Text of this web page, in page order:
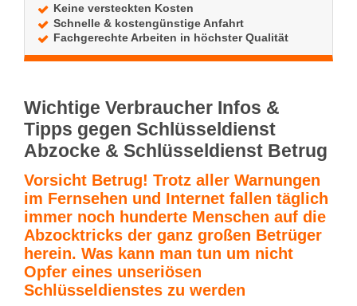
Keine versteckten Kosten
Schnelle & kostengünstige Anfahrt
Fachgerechte Arbeiten in höchster Qualität
Wichtige Verbraucher Infos &
Tipps gegen Schlüsseldienst
Abzocke & Schlüsseldienst Betrug
Vorsicht Betrug! Trotz aller Warnungen
im Fernsehen und Internet fallen täglich
immer noch hunderte Menschen auf die
Abzocktricks der ganz großen Betrüger
herein. Was kann man tun um nicht
Opfer eines unseriösen
Schlüsseldienstes zu werden